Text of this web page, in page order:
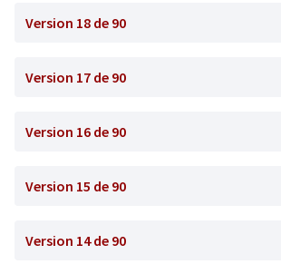
Version 18 de 90
Version 17 de 90
Version 16 de 90
Version 15 de 90
Version 14 de 90